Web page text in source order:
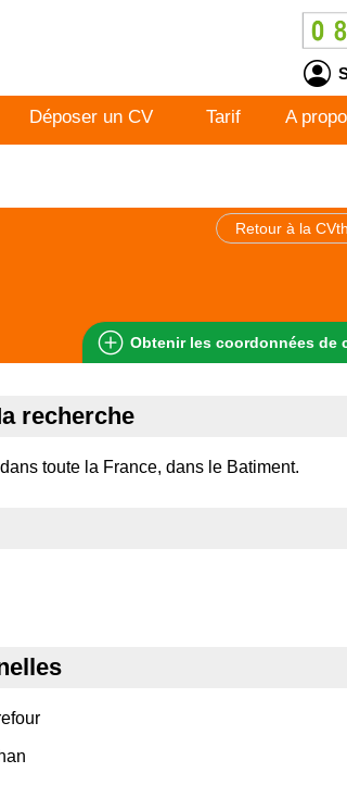
Déposer un CV Tarif A
Retour à la
Obtenir les coordonnées de
recherche
toute la France, dans le Batiment.